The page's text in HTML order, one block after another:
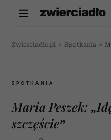
Zwierciadlo.pl > Spotkania >
SPOTKANIA
Maria Peszek:
szczęście”